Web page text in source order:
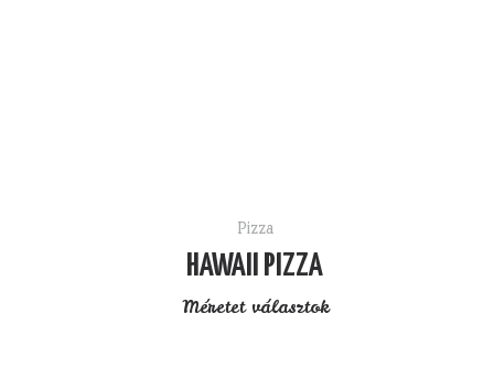
Pizza
HAWAII PIZZA
Méretet választok